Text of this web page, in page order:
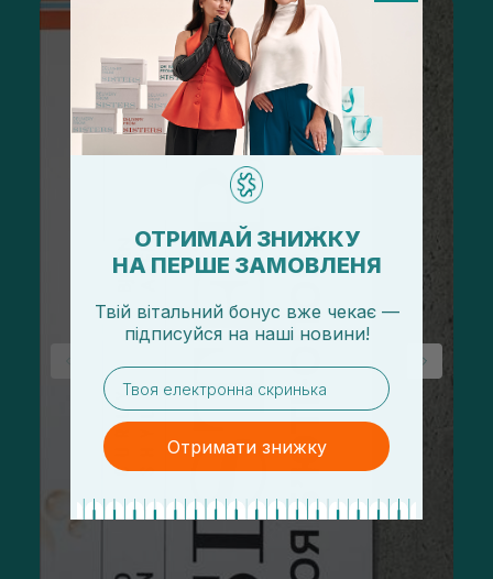
ОТРИМАЙ ЗНИЖКУ
НА ПЕРШЕ ЗАМОВЛЕНЯ
Твій вітальний бонус вже чекає —
підписуйся на наші новини!
email
Отримати знижку